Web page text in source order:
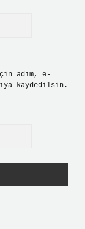
adım, e-
kaydedilsin.